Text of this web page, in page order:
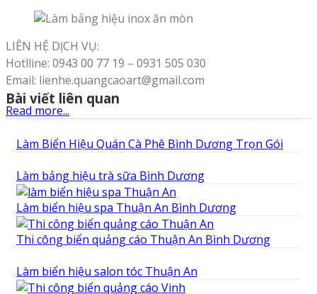
LIÊN HỆ DỊCH VỤ:
Hotlline: 0943 00 77 19 – 0931 505 030
Email: lienhe.quangcaoart@gmail.com
Read more...
Bài viết liên quan
Làm Biển Hiệu Quán Cà Phê Bình Dương Trọn Gói
Làm bảng hiệu trà sữa Bình Dương
Làm biển hiệu spa Thuận An Bình Dương
Thi công biển quảng cáo Thuận An Bình Dương
Làm biển hiệu salon tóc Thuận An